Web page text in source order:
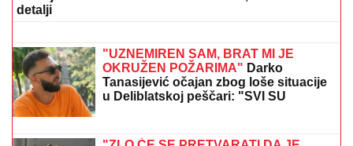
našao zamenu za Rodrija i to u
redovima velikog rivala!